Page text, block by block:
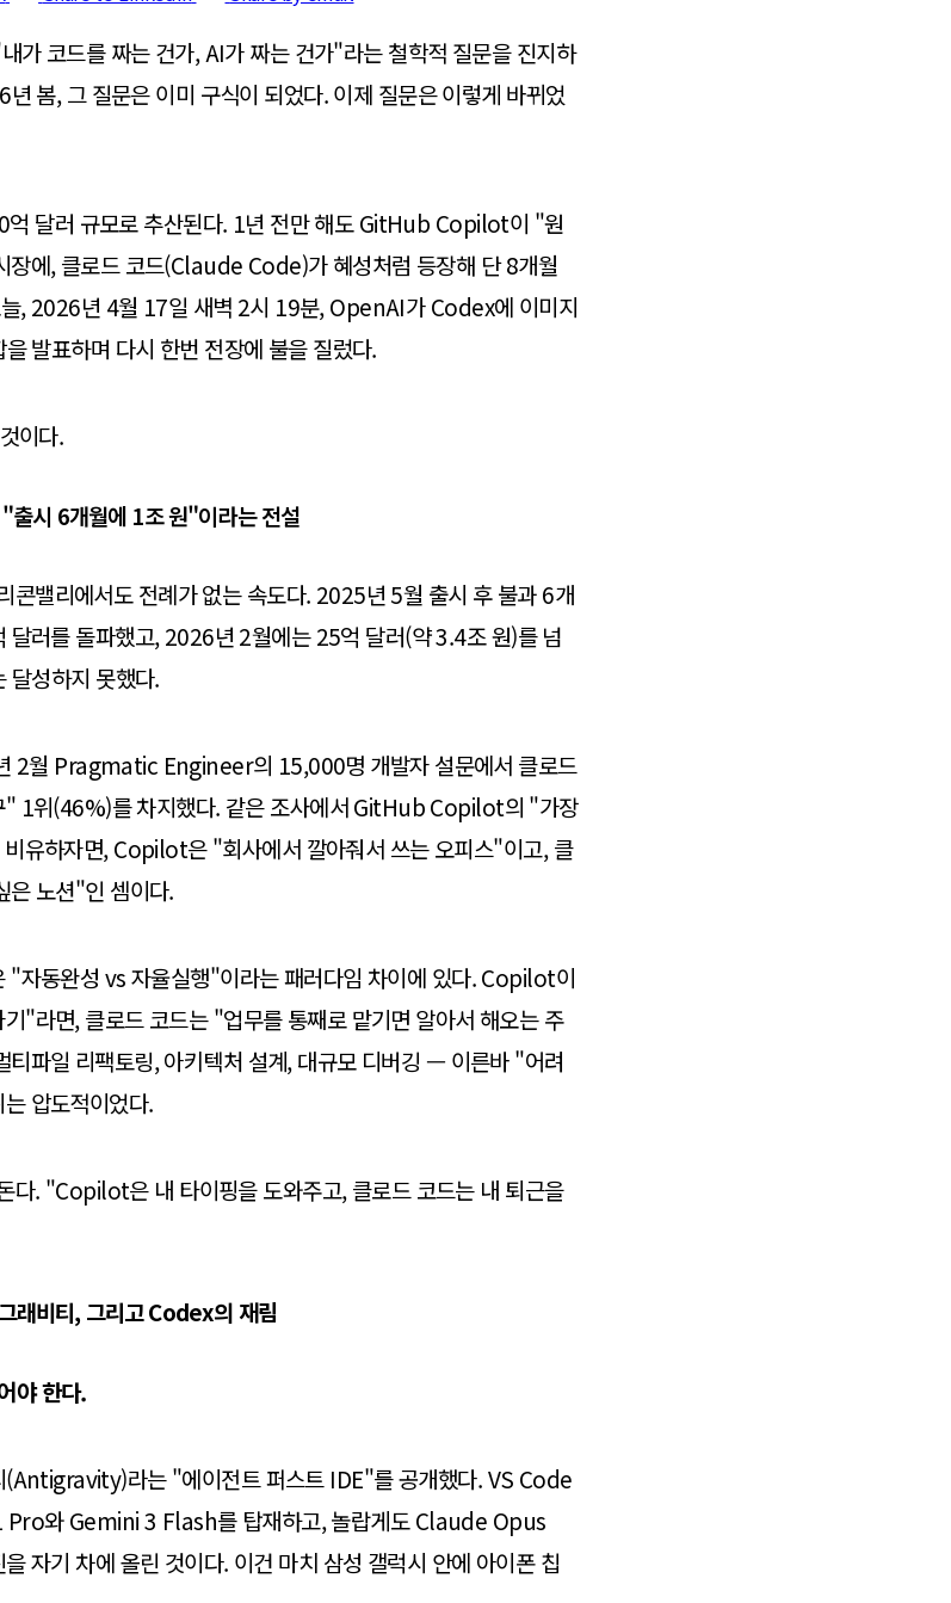
가 코드를 짜는 건가, AI가 짜는 건가"라는 철학적 질문을 진지하
봄, 그 질문은 이미 구식이 되었다. 이제 질문은 이렇게 바뀌었
달러 규모로 추산된다. 1년 전만 해도 GitHub Copilot이 "원
장에, 클로드 코드(Claude Code)가 혜성처럼 등장해 단 8개월
, 2026년 4월 17일 새벽 2시 19분, OpenAI가 Codex에 이미지
발표하며 다시 한번 전장에 불을 질렀다.
이다.
시 6개월에 1조 원"이라는 전설
콘밸리에서도 전례가 없는 속도다. 2025년 5월 출시 후 불과 6개
달러를 돌파했고, 2026년 2월에는 25억 달러(약 3.4조 원)를 넘
달성하지 못했다.
2월 Pragmatic Engineer의 15,000명 개발자 설문에서 클로드
" 1위(46%)를 차지했다. 같은 조사에서 GitHub Copilot의 "가장
유하자면, Copilot은 "회사에서 깔아줘서 쓰는 오피스"이고, 클
은 노션"인 셈이다.
"자동완성 vs 자율실행"이라는 패러다임 차이에 있다. Copilot이
"라면, 클로드 코드는 "업무를 통째로 맡기면 알아서 해오는 주
티파일 리팩토링, 아키텍처 설계, 대규모 디버깅 — 이른바 "어려
압도적이었다.
다. "Copilot은 내 타이핑을 도와주고, 클로드 코드는 내 퇴근을
래비티, 그리고 Codex의 재림
야 한다.
(Antigravity)라는 "에이전트 퍼스트 IDE"를 공개했다. VS Code
Pro와 Gemini 3 Flash를 탑재하고, 놀랍게도 Claude Opus
자기 차에 올린 것이다. 이건 마치 삼성 갤럭시 안에 아이폰 칩